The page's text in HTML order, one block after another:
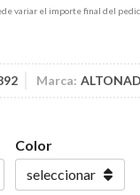
variar el importe final del
Marca:
Color